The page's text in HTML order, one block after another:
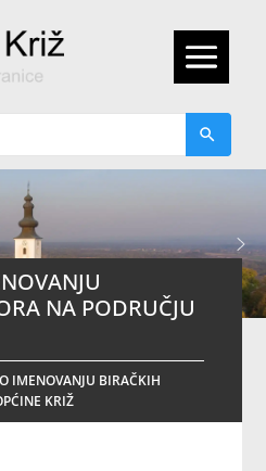
NA PODRUČJU
O IMENOVANJU BIRAČKIH
KRIŽ